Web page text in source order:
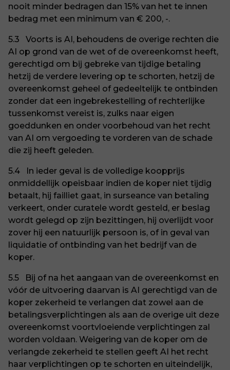
nooit minder bedragen dan 15% van het te innen
bedrag met een minimum van € 200, -.
5.3 Voorts is AI, behoudens de overige rechten die
AI op grond van de wet of de overeenkomst heeft,
gerechtigd om bij gebreke van tijdige betaling
hetzij de verdere levering op te schorten, hetzij de
overeenkomst geheel of gedeeltelijk te ontbinden
zonder dat een ingebrekestelling of rechterlijke
tussenkomst vereist is, zulks naar eigen
goeddunken en onder voorbehoud van het recht
van AI om vergoeding te vorderen van de schade
die zij heeft geleden.
5.4 In ieder geval is de volledige koopprijs
onmiddellijk opeisbaar indien de koper niet tijdig
betaalt, hij failliet gaat, in surseance van betaling
verkeert, onder curatele wordt gesteld, er beslag
wordt gelegd op zijn bezittingen, hij overlijdt voor
zover hij een natuurlijk persoon is, of in geval van
liquidatie of ontbinding van het bedrijf van de
koper.
5.5 Bij of na het aangaan van de overeenkomst en
vóór de uitvoering daarvan is AI gerechtigd van de
koper zekerheid te verlangen dat zowel aan de
betalingsverplichtingen als aan de overige uit deze
overeenkomst voortvloeiende verplichtingen zal
worden voldaan. Weigering van de koper om de
verlangde zekerheid te stellen geeft AI het recht
haar verplichtingen op te schorten en uiteindelijk,